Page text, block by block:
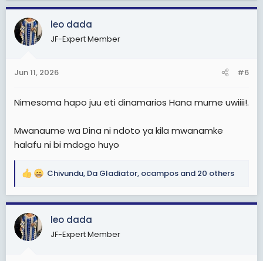
a
c
t
i
s
leo dada
JF-Expert Member
Jun 11, 2026 #6
Nimesoma hapo juu eti dinamarios Hana mume uwiiii!.
Mwanaume wa Dina ni ndoto ya kila mwanamke
halafu ni bi mdogo huyo
R
a
c
t
i
Chivundu, Da Gladiator, ocampos and 20 others
leo dada
JF-Expert Member